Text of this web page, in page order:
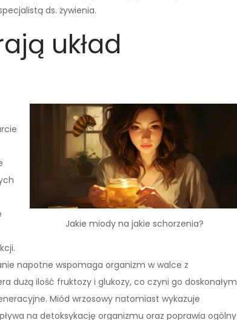
ds. żywienia.
układ
Jakie miody na jakie schorzenia?
napotne wspomaga organizm w walce z
dużą ilość fruktozy i glukozy, co czyni go doskonałym
Miód wrzosowy natomiast wykazuje
na detoksykację organizmu oraz poprawia ogólny